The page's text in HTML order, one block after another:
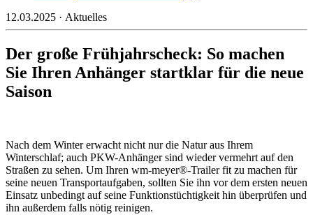
12.03.2025 · Aktuelles
Der große Frühjahrscheck: So machen
Sie Ihren Anhänger startklar für die neue
Saison
Nach dem Winter erwacht nicht nur die Natur aus Ihrem
Winterschlaf; auch PKW-Anhänger sind wieder vermehrt auf den
Straßen zu sehen. Um Ihren wm-meyer®-Trailer fit zu machen für
seine neuen Transportaufgaben, sollten Sie ihn vor dem ersten neuen
Einsatz unbedingt auf seine Funktionstüchtigkeit hin überprüfen und
ihn außerdem falls nötig reinigen.